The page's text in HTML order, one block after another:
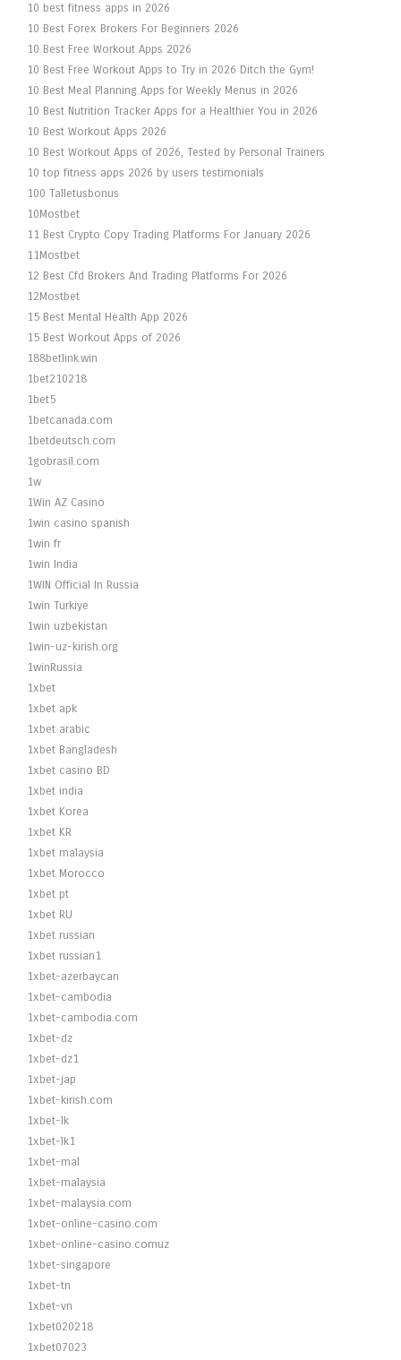
10 best fitness apps in 2026
10 Best Forex Brokers For Beginners 2026
10 Best Free Workout Apps 2026
10 Best Free Workout Apps to Try in 2026 Ditch the Gym!
10 Best Meal Planning Apps for Weekly Menus in 2026
10 Best Nutrition Tracker Apps for a Healthier You in 2026
10 Best Workout Apps 2026
10 Best Workout Apps of 2026, Tested by Personal Trainers
10 top fitness apps 2026 by users testimonials
100 Talletusbonus
10Mostbet
11 Best Crypto Copy Trading Platforms For January 2026
11Mostbet
12 Best Cfd Brokers And Trading Platforms For 2026
12Mostbet
15 Best Mental Health App 2026
15 Best Workout Apps of 2026
188betlink.win
1bet210218
1bet5
1betcanada.com
1betdeutsch.com
1gobrasil.com
1w
1Win AZ Casino
1win casino spanish
1win fr
1win India
1WIN Official In Russia
1win Turkiye
1win uzbekistan
1win-uz-kirish.org
1winRussia
1xbet
1xbet apk
1xbet arabic
1xbet Bangladesh
1xbet casino BD
1xbet india
1xbet Korea
1xbet KR
1xbet malaysia
1xbet Morocco
1xbet pt
1xbet RU
1xbet russian
1xbet russian1
1xbet-azerbaycan
1xbet-cambodia
1xbet-cambodia.com
1xbet-dz
1xbet-dz1
1xbet-jap
1xbet-kirish.com
1xbet-lk
1xbet-lk1
1xbet-mal
1xbet-malaysia
1xbet-malaysia.com
1xbet-online-casino.com
1xbet-online-casino.comuz
1xbet-singapore
1xbet-tn
1xbet-vn
1xbet020218
1xbet07023